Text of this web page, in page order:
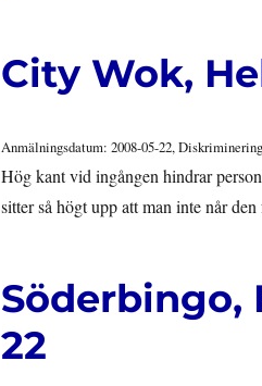
City Wok,
Anmälningsdatum: 2008-05-22,
Hög kant vid ingången hindrar
sitter så högt upp att man inte når
Söderbingo,
22